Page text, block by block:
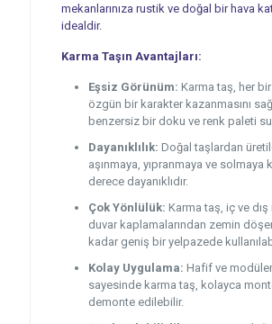
mekanlarınıza rustik ve doğal bir hava
idealdir.
Karma Taşın Avantajları:
Eşsiz Görünüm: Karma taş, her
özgün bir karakter kazanmasını
benzersiz bir doku ve renk paleti
Dayanıklılık: Doğal taşlardan
aşınmaya, yıpranmaya ve solmaya
derece dayanıklıdır.
Çok Yönlülük: Karma taş, iç ve dış
duvar kaplamalarından zemin
kadar geniş bir yelpazede
Kolay Uygulama: Hafif ve modüler
sayesinde karma taş, kolayca
demonte edilebilir.